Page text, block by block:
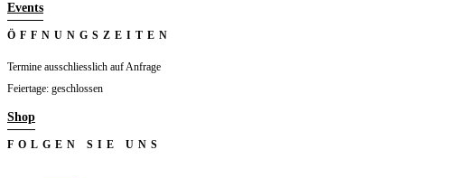
Events
ÖFFNUNGSZEITEN
Termine ausschliesslich auf Anfrage
Feiertage: geschlossen
Shop
FOLGEN SIE UNS